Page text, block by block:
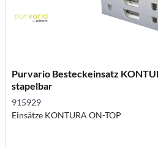
Purvario Besteckeinsatz
stapelbar
915929
Einsätze KONTURA ON-TOP